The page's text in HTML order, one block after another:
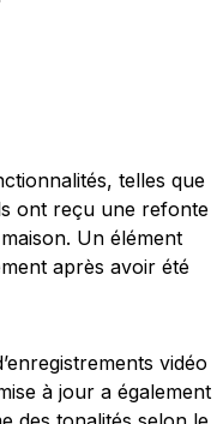
telles que
ont reçu une refonte
Un élément
après avoir été
vidéo
à jour a également